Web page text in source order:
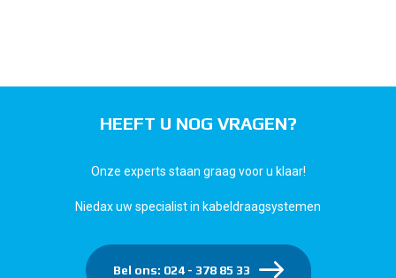
HEEFT U NOG VRAGEN?
Onze experts staan graag voor u klaar!
Niedax uw specialist in kabeldraagsystemen
Bel ons: 024 - 378 85 33